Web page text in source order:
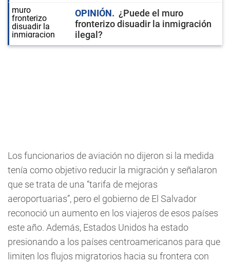
OPINIÓN
¿Puede el muro
fronterizo disuadir la inmigración
ilegal?
Los funcionarios de aviación no dijeron si la medida
tenía como objetivo reducir la migración y señalaron
que se trata de una “tarifa de mejoras
aeroportuarias”, pero el gobierno de El Salvador
reconoció un aumento en los viajeros de esos países
este año. Además, Estados Unidos ha estado
presionando a los países centroamericanos para que
limiten los flujos migratorios hacia su frontera con